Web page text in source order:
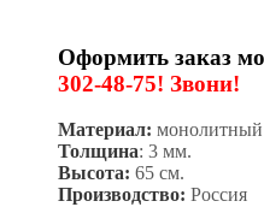
Оформить заказ
302-48-75! Звони!
Материал: монолитный
Толщина: 3 мм.
Высота: 65 см.
Производство: Россия